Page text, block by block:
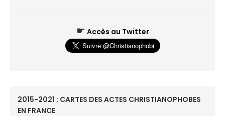
☛ Accès au Twitter
2015-2021 : CARTES DES ACTES CHRISTIANOPHOBES
EN FRANCE